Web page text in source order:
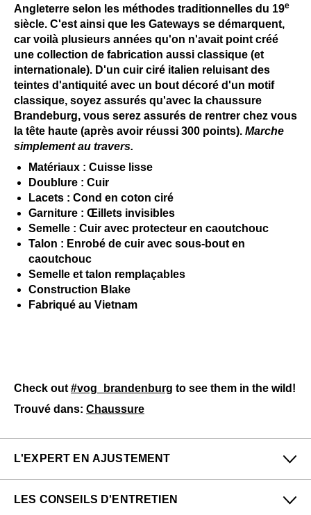
Angleterre selon les méthodes traditionnelles du 19e
siècle. C'est ainsi que les Gateways se démarquent,
car voilà plusieurs années qu'on n'avait point créé
une collection de fabrication aussi classique (et
internationale). D'un cuir ciré italien reluisant des
teintes d'antiquité avec un bout décoré d'un motif
classique, soyez assurés qu'avec la chaussure
Brandeburg, vous serez assurés de rentrer chez vous
la tête haute (après avoir réussi 300 points). Marche
simplement au travers.
Matériaux : Cuisse lisse
Doublure : Cuir
Lacets : Cond en coton ciré
Garniture : Œillets invisibles
Semelle : Cuir avec protecteur en caoutchouc
Talon : Enrobé de cuir avec sous-bout en
caoutchouc
Semelle et talon remplaçables
Construction Blake
Fabriqué au Vietnam
Check out #vog_brandenburg to see them in the wild!
Trouvé dans: Chaussure
L'EXPERT EN AJUSTEMENT
LES CONSEILS D'ENTRETIEN